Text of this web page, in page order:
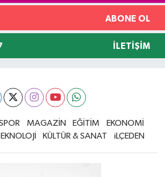
ABONE OL
İLETIŞIM
MAGAZİN EĞİTİM
EKONOMİ
KÜLTÜR & SANAT iLÇEDEN